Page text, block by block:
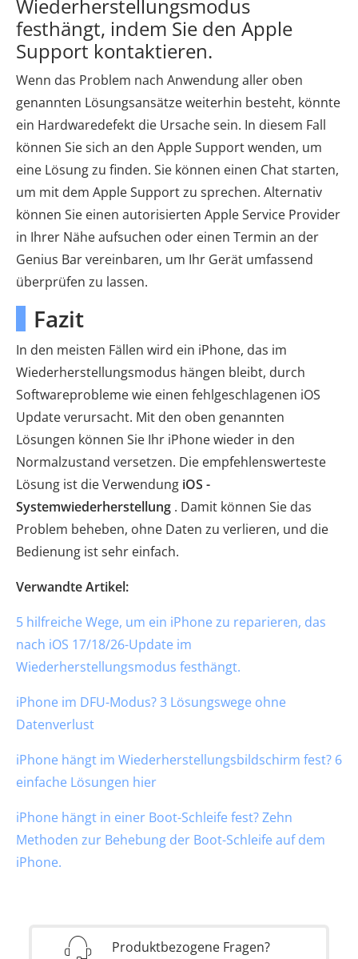
Wiederherstellungsmodus
festhängt, indem Sie den Apple
Support kontaktieren.
Wenn das Problem nach Anwendung aller oben
genannten Lösungsansätze weiterhin besteht, könnte
ein Hardwaredefekt die Ursache sein. In diesem Fall
können Sie sich an den Apple Support wenden, um
eine Lösung zu finden. Sie können einen Chat starten,
um mit dem Apple Support zu sprechen. Alternativ
können Sie einen autorisierten Apple Service Provider
in Ihrer Nähe aufsuchen oder einen Termin an der
Genius Bar vereinbaren, um Ihr Gerät umfassend
überprüfen zu lassen.
Fazit
In den meisten Fällen wird ein iPhone, das im
Wiederherstellungsmodus hängen bleibt, durch
Softwareprobleme wie einen fehlgeschlagenen iOS
Update verursacht. Mit den oben genannten
Lösungen können Sie Ihr iPhone wieder in den
Normalzustand versetzen. Die empfehlenswerteste
Lösung ist die Verwendung iOS -
Systemwiederherstellung . Damit können Sie das
Problem beheben, ohne Daten zu verlieren, und die
Bedienung ist sehr einfach.
Verwandte Artikel:
5 hilfreiche Wege, um ein iPhone zu reparieren, das
nach iOS 17/18/26-Update im
Wiederherstellungsmodus festhängt.
iPhone im DFU-Modus? 3 Lösungswege ohne
Datenverlust
iPhone hängt im Wiederherstellungsbildschirm fest? 6
einfache Lösungen hier
iPhone hängt in einer Boot-Schleife fest? Zehn
Methoden zur Behebung der Boot-Schleife auf dem
iPhone.
Produktbezogene Fragen?